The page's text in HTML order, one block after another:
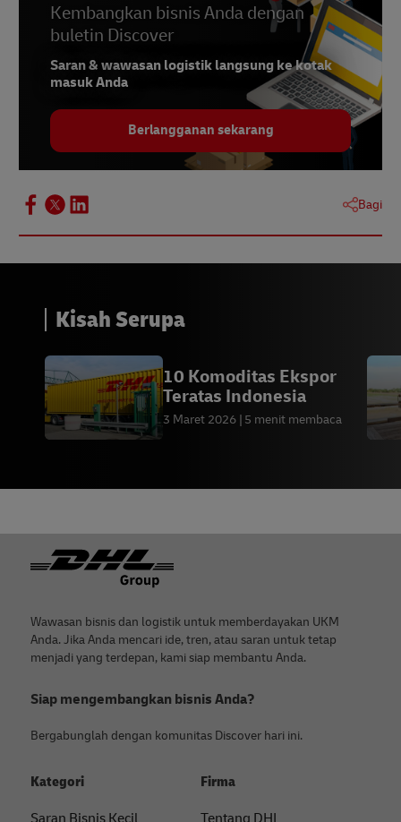
Kembangkan bisnis Anda dengan
buletin Discover
Saran & wawasan logistik langsung ke kotak
masuk Anda
Berlangganan sekarang
Bagi
Kisah Serupa
10 Komoditas Ekspor
Teratas Indonesia
3 Maret 2026 5 menit membaca
Footer
Wawasan bisnis dan logistik untuk memberdayakan UKM
Anda. Jika Anda mencari ide, tren, atau saran untuk tetap
menjadi yang terdepan, kami siap membantu Anda.
Siap mengembangkan bisnis Anda?
Bergabunglah dengan komunitas Discover hari ini.
Kategori Firma